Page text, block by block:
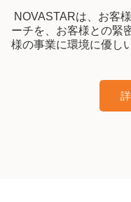
NOVASTARは、お客
ーチを、お客様との緊
様の事業に環境に優し